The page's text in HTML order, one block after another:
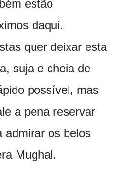
estão
daqui.
quer deixar esta
suja e cheia de
possível, mas
a pena reservar
admirar os belos
Mughal.